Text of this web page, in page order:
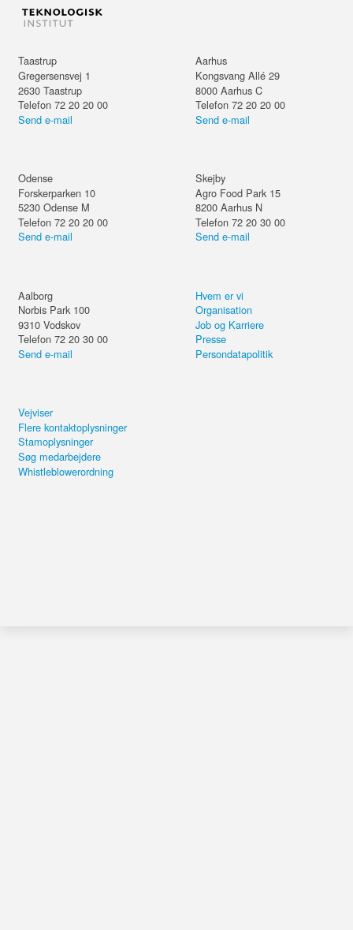
Taastrup
Gregersensvej 1
2630 Taastrup
Telefon 72 20 20 00
Send e-mail
Aarhus
Kongsvang Allé 29
8000 Aarhus C
Telefon 72 20 20 00
Send e-mail
Odense
Forskerparken 10
5230 Odense M
Telefon 72 20 20 00
Send e-mail
Skejby
Agro Food Park 15
8200 Aarhus N
Telefon 72 20 30 00
Send e-mail
Aalborg
Norbis Park 100
9310 Vodskov
Telefon 72 20 30 00
Send e-mail
Hvem er vi
Organisation
Job og Karriere
Presse
Persondatapolitik
Vejviser
Flere kontaktoplysninger
Stamoplysninger
Søg medarbejdere
Whistleblowerordning